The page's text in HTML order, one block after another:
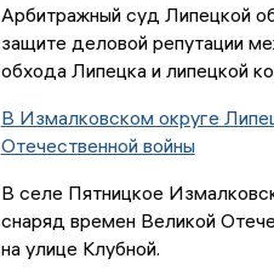
Арбитражный суд Липецкой
защите деловой репутации
обхода Липецка и липецкой
В Измалковском округе
Отечественной войны
В селе Пятницкое
снаряд времен Великой
на улице Клубной.